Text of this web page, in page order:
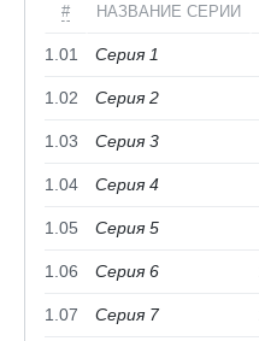
# НАЗВАНИЕ СЕРИИ
1.01 Серия 1
1.02 Серия 2
1.03 Серия 3
1.04 Серия 4
1.05 Серия 5
1.06 Серия 6
1.07 Серия 7